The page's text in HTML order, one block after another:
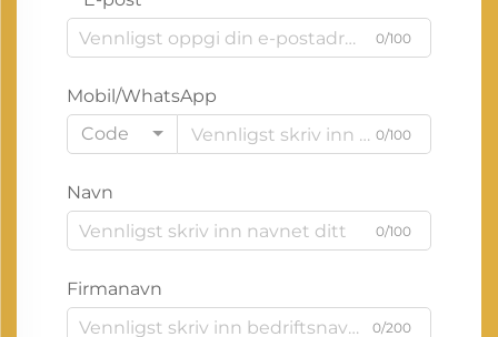
0/100
Mobil/WhatsApp
Code
0/100
Navn
0/100
Firmanavn
0/200